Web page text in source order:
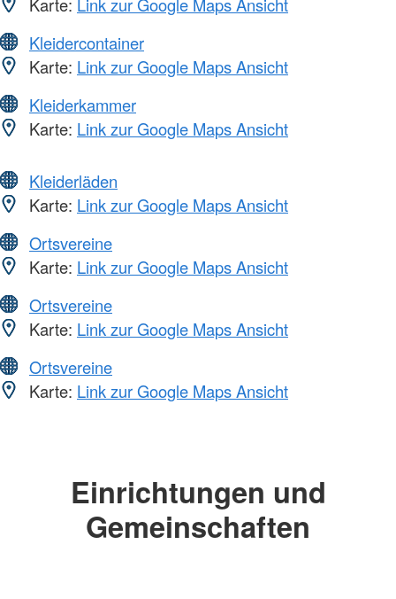
Kleidercontainer
Karte: Link zur Google Maps Ansicht
Kleiderkammer
Karte: Link zur Google Maps Ansicht
Kleiderläden
Karte: Link zur Google Maps Ansicht
Ortsvereine
Karte: Link zur Google Maps Ansicht
Ortsvereine
Karte: Link zur Google Maps Ansicht
Ortsvereine
Karte: Link zur Google Maps Ansicht
Einrichtungen und
Gemeinschaften